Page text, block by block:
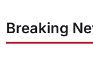
Breaking